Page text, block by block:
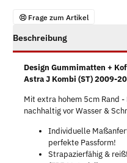
Frage zum Artikel
Beschreibung
Design Gummimatten +
Astra J Kombi (ST) 2009-
Mit extra hohem 5cm Rand
nachhaltig vor Wasser &
Individuelle
perfekte Passform!
Strapazierfähig &